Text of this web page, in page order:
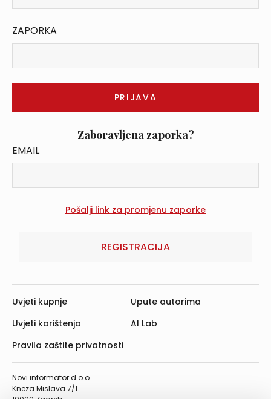
ZAPORKA
Zaboravljena zaporka?
EMAIL
REGISTRACIJA
Novi informator d.o.o.
Kneza Mislava 7/1
Uvjeti kupnje
Uvjeti korištenja
Pravila zaštite privatnosti
Upute autorima
AI Lab